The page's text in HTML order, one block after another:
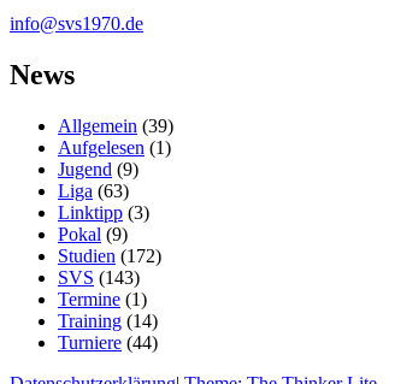
info@svs1970.de
News
Allgemein (39)
Aufgelesen (1)
Jugend (9)
Liga (63)
Linktipp (3)
Pokal (9)
Studien (172)
SVS (143)
Termine (1)
Training (14)
Turniere (44)